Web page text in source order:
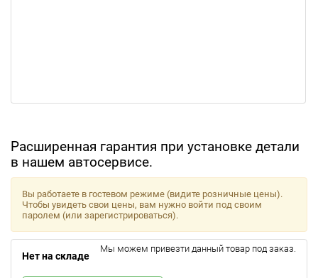
Расширенная гарантия при установке детали
в нашем автосервисе.
Вы работаете в гостевом режиме (видите розничные цены).
Чтобы увидеть свои цены, вам нужно войти под своим
паролем (или зарегистрироваться).
Нет на складе
Мы можем привезти данный товар под заказ.